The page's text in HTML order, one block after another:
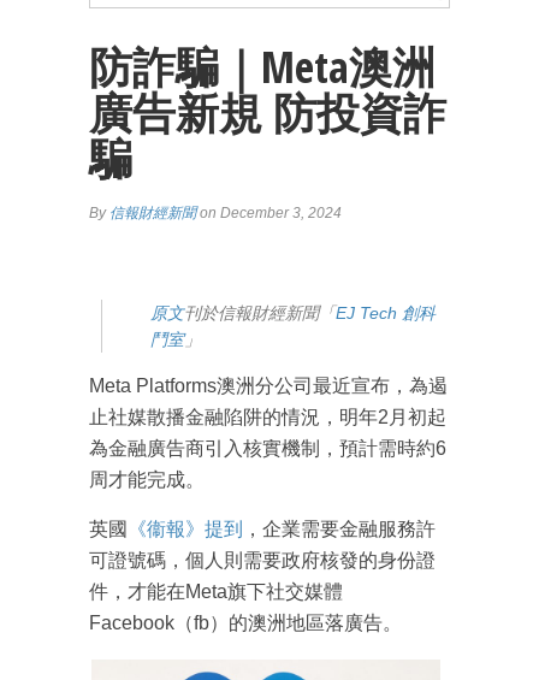
防詐騙｜Meta澳洲
廣告新規 防投資詐
騙
By 信報財經新聞on December 3, 2024
原文刊於信報財經新聞「EJ Tech 創科
鬥室」
Meta Platforms澳洲分公司最近宣布，為遏
止社媒散播金融陷阱的情況，明年2月初起
為金融廣告商引入核實機制，預計需時約6
周才能完成。
英國 《衞報》提到
，企業需要金融服務許
可證號碼，個人則需要政府核發的身份證
件，才能在Meta旗下社交媒體
Facebook（fb）的澳洲地區落廣告。